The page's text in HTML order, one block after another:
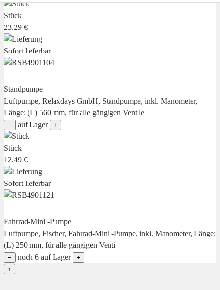
Stück
23.29 €
Sofort lieferbar
Standpumpe
Luftpumpe, Relaxdays GmbH, Standpumpe, inkl. Manometer,
Länge: (L) 560 mm, für alle gängigen Ventile
− auf Lager +
Stück
12.49 €
Sofort lieferbar
Fahrrad-Mini -Pumpe
Luftpumpe, Fischer, Fahrrad-Mini -Pumpe, inkl. Manometer, Länge:
(L) 250 mm, für alle gängigen Venti
− noch 6 auf Lager
+
↑